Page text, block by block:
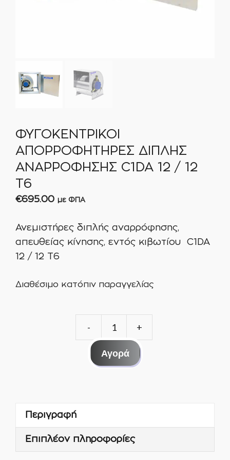
ΦΥΓΟΚΕΝΤΡΙΚΟΙ
ΑΠΟΡΡΟΦΗΤΗΡΕΣ ΔΙΠΛΗΣ
ΑΝΑΡΡΟΦΗΣΗΣ C1DA 12 / 12
T6
€695.00 με ΦΠΑ
Ανεμιστήρες διπλής αναρρόφησης,
απευθείας κίνησης, εντός κιβωτίου C1DA
12 / 12 T6
Διαθέσιμο κατόπιν παραγγελίας
Αγορά
Περιγραφή
Επιπλέον πληροφορίες